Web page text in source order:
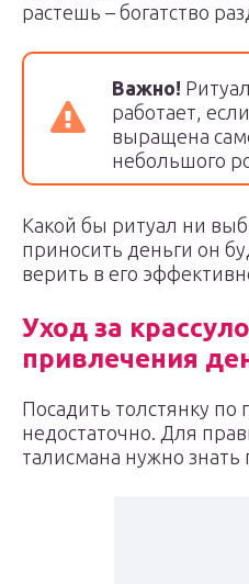
растешь – богатство
Важно!
работает,
выращена
небольшого
Какой бы ритуал ни
приносить деньги он
верить в его
Уход за
привлечения
Посадить толстянку
недостаточно. Для
талисмана нужно знать